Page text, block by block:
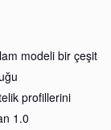
modeli bir çeşit
profillerini
1.0